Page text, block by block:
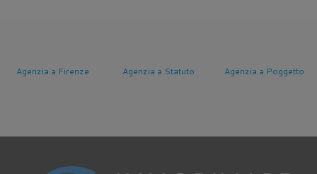
Agenzia a Firenze Agenzia a Statuto Agenzia a Poggetto